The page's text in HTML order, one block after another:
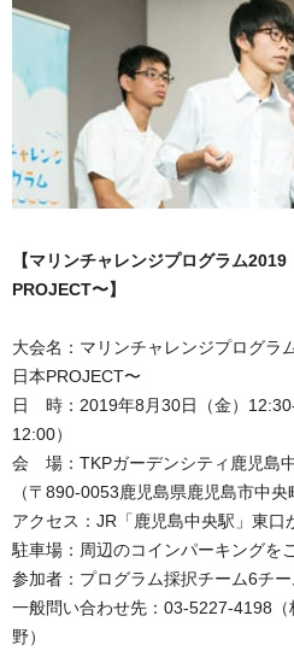
【マリンチャレンジプログラム
PROJECT〜】
大会名：マリンチャレンジプログラ
日本PROJECT〜
日 時：2019年8月30日（金）
12:00）
会 場：TKPガーデンシティ鹿児島
（〒890-0053鹿児島県鹿児島市中央
アクセス：JR「鹿児島中央駅」東口
駐車場：周辺のコインパーキングを
参加者：プログラム採択チーム6チ
一般問い合わせ先：03-5227-4198
野）